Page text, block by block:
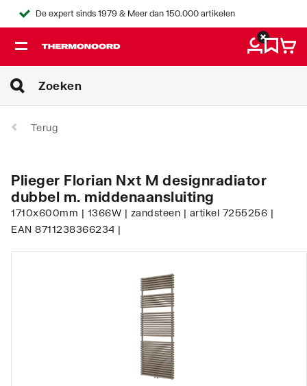
De expert sinds 1979 & Meer dan 150.000 artikelen
Terug
Plieger Florian Nxt M designradiator
dubbel m. middenaansluiting
1710x600mm | 1366W | zandsteen | artikel 7255256 |
EAN 8711238366234 |